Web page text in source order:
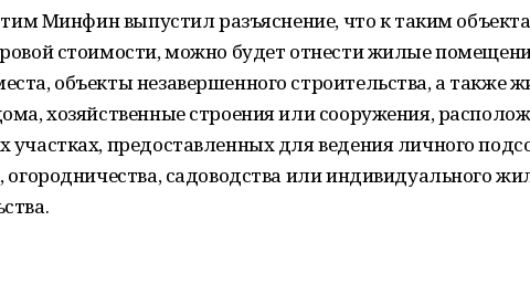
Минфин выпустил разъяснение, что к таким
стоимости, можно будет отнести жилые
объекты незавершенного строительства, а также
хозяйственные строения или сооружения,
участках, предоставленных для ведения личного
огородничества, садоводства или индивидуального